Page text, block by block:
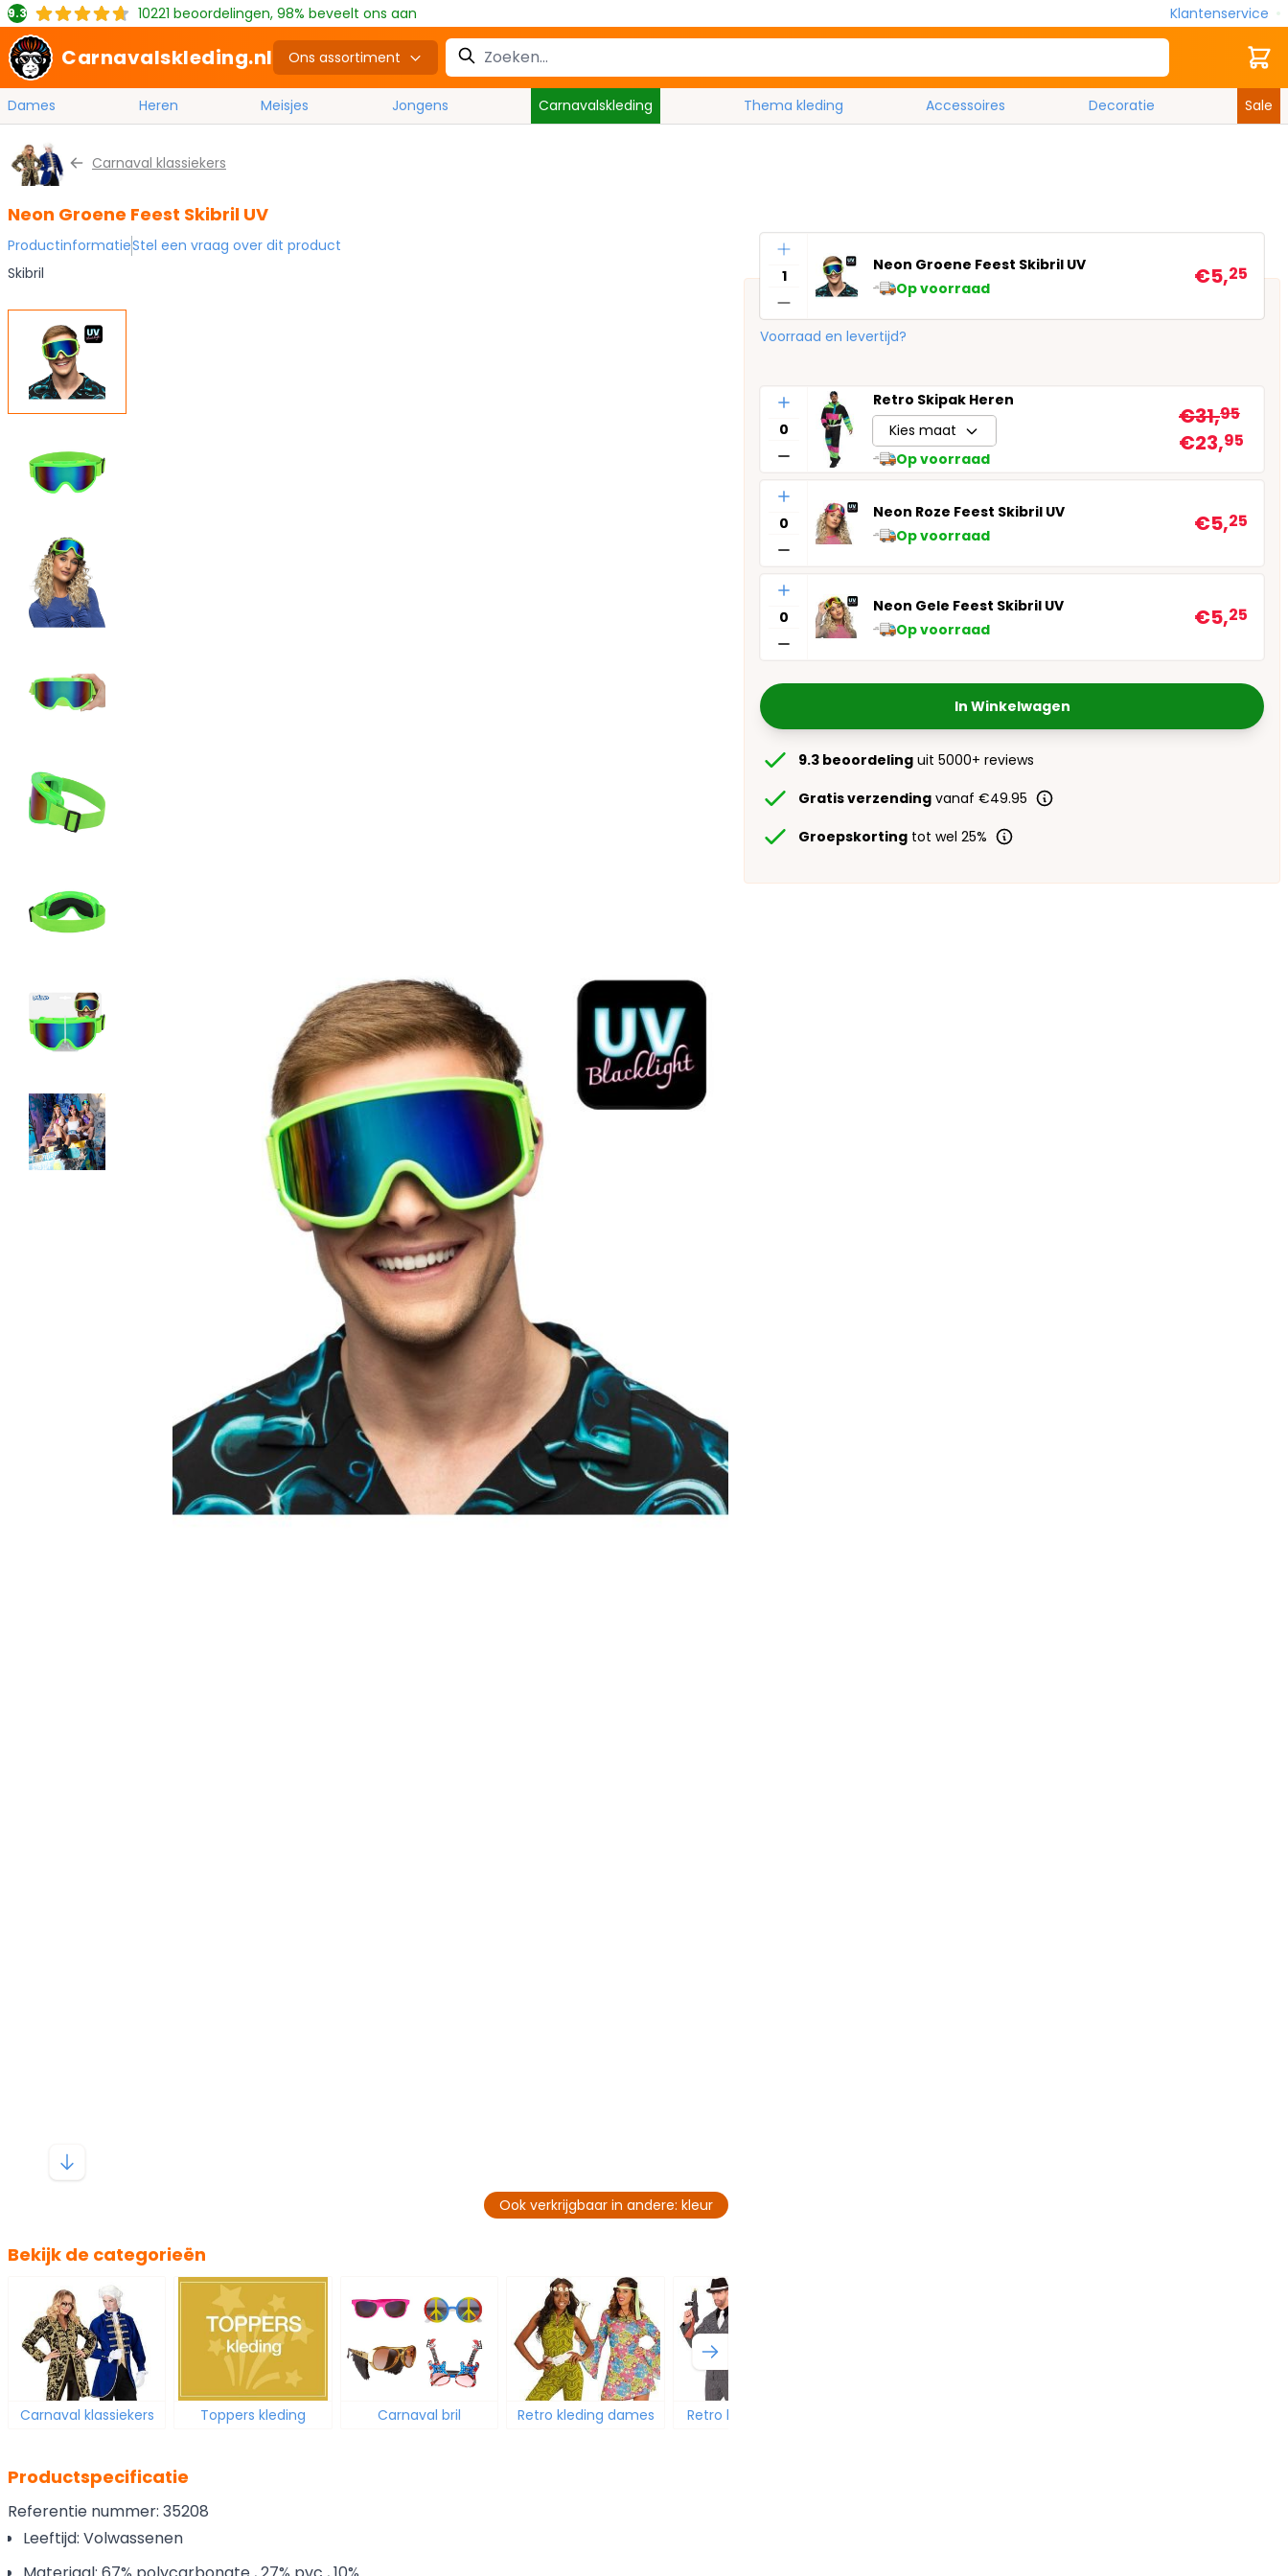
9.3 10221 beoordelingen, 98% beveelt ons aan Klantenservice
Carnavalskleding.nl Ons assortiment
Zoek Cart
Dames Heren Meisjes Jongens Carnavalskleding Thema kleding Accessoires Decoratie
Sale
Carnaval klassiekers
Neon Groene Feest Skibril UV
ProductinformatieStel een vraag over dit product
Skibril
Ook verkrijgbaar in andere: kleur
Aantal
Neon Groene Feest Skibril UV
Op voorraad
€5,25
Voorraad en levertijd?
Aantal
Retro Skipak Heren
Kies maat
Op voorraad
€31,95
€23,95
Aantal
Neon Roze Feest Skibril UV
Op voorraad
€5,25
Aantal
Neon Gele Feest Skibril UV
Op voorraad
€5,25
In Winkelwagen
9.3 beoordeling uit 5000+ reviews
Gratis verzending vanaf €49.95
Groepskorting tot wel 25%
Bekijk de categorieën
Carnaval klassiekers Toppers kleding Carnaval bril Retro kleding dames Retro kleding heren
Productspecificatie
Referentie nummer: 35208
Leeftijd: Volwassenen